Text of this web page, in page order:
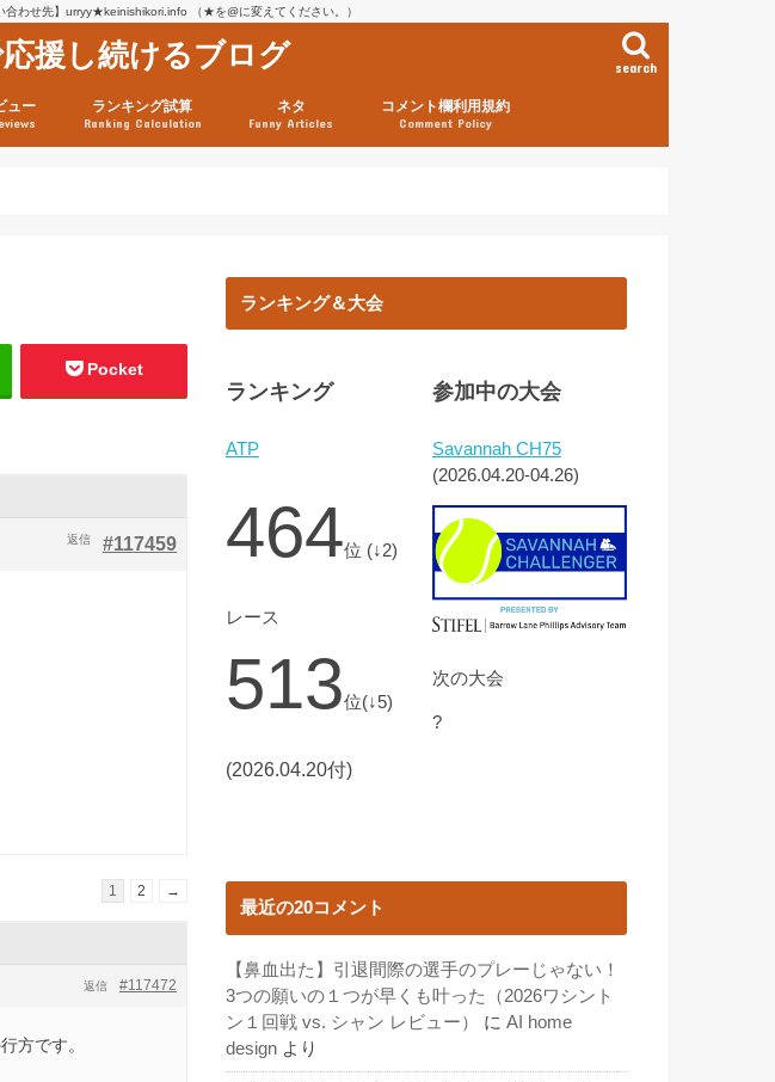
わせ先】urryy★keinishikori.info （★を@に変えてください。）
援し続けるブログ search
ュー ランキング試算
Ranking Calculation
ネタ
Funny Articles
コメント欄利用規約
Comment Policy
Pocket
#117459
返信
1 2 →
#117472
返信
方です。
ランキング＆大会
ランキング
ATP
464位 (↓2)
レース
513位(↓5)
(2026.04.20付)
参加中の大会
Savannah CH75
(2026.04.20-04.26)
次の大会
?
最近の20コメント
【鼻血出た】引退間際の選手のプレーじゃない！
3つの願いの１つが早くも叶った（2026ワシント
ン１回戦 vs. シャン レビュー）
に AI home
design より